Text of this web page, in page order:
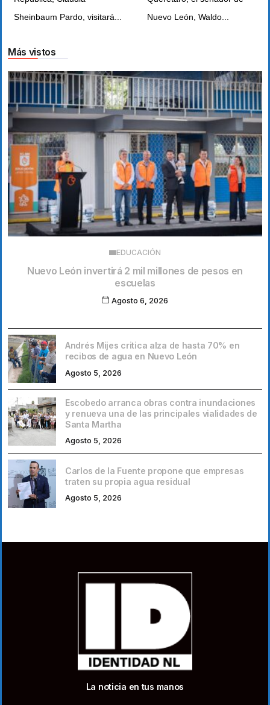
Sheinbaum Pardo, visitará...
Nuevo León, Waldo...
Más vistos
EDUCACIÓN
Nuevo León invertirá 2 mil millones de pesos en
escuelas
Agosto 6, 2026
Andrés Mijes critica alza de hasta 70% en
recibos de agua en Nuevo León
Agosto 5, 2026
Escobedo arranca obras contra inundaciones
y renueva una de las principales vialidades de
Santa Martha
Agosto 5, 2026
Carlos de la Fuente propone que empresas
traten su propia agua residual
Agosto 5, 2026
La noticia en tus manos